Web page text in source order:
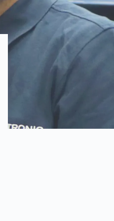
Spain español
français
Poland polski